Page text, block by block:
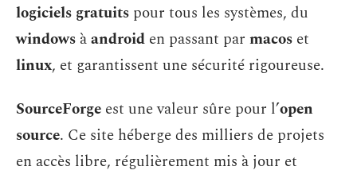
logiciels gratuits pour tous les systèmes, du
windows àandroid en passant par macos et
linux, et garantissent une sécurité rigoureuse.
SourceForge est une valeur sûre pour l’open
source. Ce site héberge des milliers de projets
en accès libre, régulièrement mis à jour et